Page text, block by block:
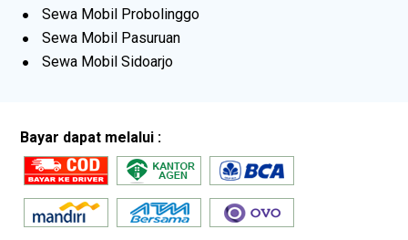
Sewa Mobil Probolinggo
Sewa Mobil Pasuruan
Sewa Mobil Sidoarjo
Bayar dapat melalui :